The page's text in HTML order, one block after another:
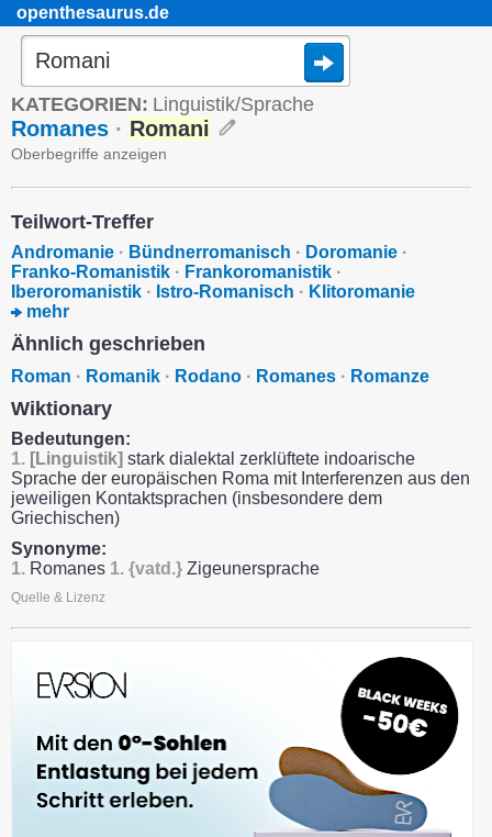
openthesaurus.de
KATEGORIEN: Linguistik/Sprache
Romanes · Romani
Oberbegriffe anzeigen
Teilwort-Treffer
Andromanie · Bündnerromanisch · Doromanie ·
Franko-Romanistik · Frankoromanistik ·
Iberoromanistik · Istro-Romanisch · Klitoromanie
mehr
Ähnlich geschrieben
Roman · Romanik · Rodano · Romanes · Romanze
Wiktionary
Bedeutungen:
1. [Linguistik] stark dialektal zerklüftete indoarische
Sprache der europäischen Roma mit Interferenzen aus den
jeweiligen Kontaktsprachen (insbesondere dem
Griechischen)
Synonyme:
1. Romanes 1. {vatd.} Zigeunersprache
Quelle & Lizenz